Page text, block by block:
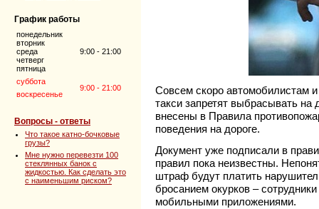
График работы
понедельник
вторник
среда
четверг
пятница
9:00 - 21:00
суббота
9:00 - 21:00
воскресенье
Вопросы - ответы
Что такое катно-бочковые
грузы?
Мне нужно перевезти 100
стеклянных банок с
жидкостью. Как сделать это
с наименьшим риском?
Совсем скоро автомобилистам
такси запретят выбрасывать на
внесены в Правила
поведения на дороге.
Документ уже подписали в
правил пока неизвестны.
штраф будут платить
бросанием окурков –
мобильными приложениями.